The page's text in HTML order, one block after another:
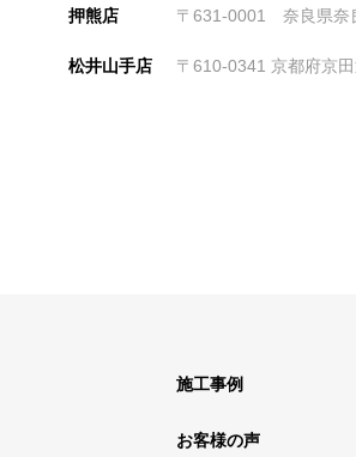
押熊店 〒631-0001 奈良県奈
松井山手店 〒610-0341 京都府京
施工事例
お客様の声